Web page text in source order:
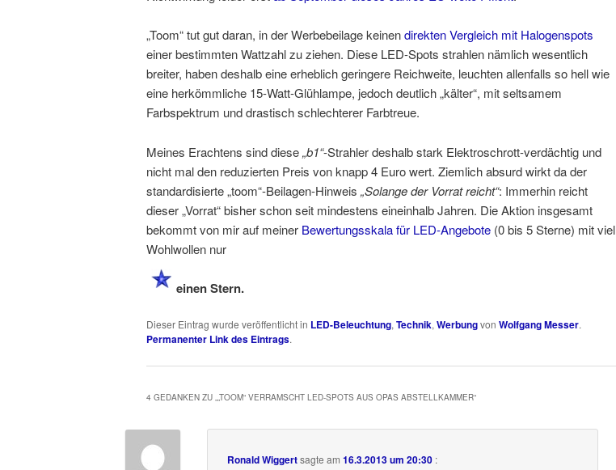
„Toom“ tut gut daran, in der Werbebeilage keinendirekten Vergleich mit Halogenspots
einer bestimmten Wattzahl zu ziehen. Diese LED-Spots strahlen nämlich wesentlich
breiter, haben deshalb eine erheblich geringere Reichweite, leuchten allenfalls so hell wie
eine herkömmliche 15-Watt-Glühlampe, jedoch deutlich „kälter“, mit seltsamem
Farbspektrum und drastisch schlechterer Farbtreue.
Meines Erachtens sind diese„b1“-Strahler deshalb stark Elektroschrott-verdächtig und
nicht mal den reduzierten Preis von knapp 4 Euro wert. Ziemlich absurd wirkt da der
standardisierte „toom“-Beilagen-Hinweis „Solange der Vorrat reicht“: Immerhin reicht
dieser „Vorrat“ bisher schon seit mindestens eineinhalb Jahren. Die Aktion insgesamt
bekommt von mir auf meiner Bewertungsskala für LED-Angebote (0 bis 5 Sterne) mit viel
Wohlwollen nur
einen Stern.
Dieser Eintrag wurde veröffentlicht in LED-Beleuchtung, Technik, Werbungvon Wolfgang Messer.
Permanenter Link des Eintrags.
4 GEDANKEN ZU „ „TOOM“ VERRAMSCHT LED-SPOTS AUS OPAS ABSTELLKAMMER“
Ronald Wiggertsagte am16.3.2013 um 20:30 :